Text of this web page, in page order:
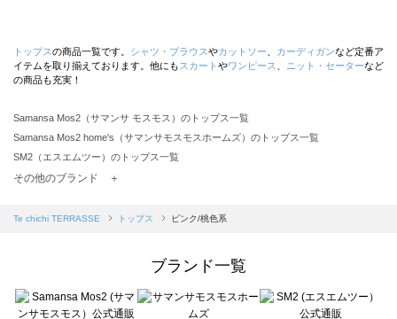
トップスの商品一覧です。 シャツ・ブラウスやカットソー カーディガンなど定番ア
イテムを取り揃えております。他にも スカート やワンピース ニット・セーターなど
の商品も充実！
Samansa Mos2（サマンサ モスモス）のトップス一覧
Samansa Mos2 home's（サマンサモスモスホームズ）のトップス一覧
SM2（エスエムツー）のトップス一覧
TSUHARU by Samansa Mos2（ツハルバイサマンサモスモス）のトップス一覧
Samansa Mos2 blue（サマンサモスモス ブルー）のトップス一覧
sō4ū（ソウフォーユー）のトップス一覧
Te chichi（テチチ）のトップス一覧
Te chichi CLASSIC（テチチ クラシック）のトップス一覧
その他のブランド ＋
Te chichi TERRASSE トップス ピンク/桃色系
ブランド一覧